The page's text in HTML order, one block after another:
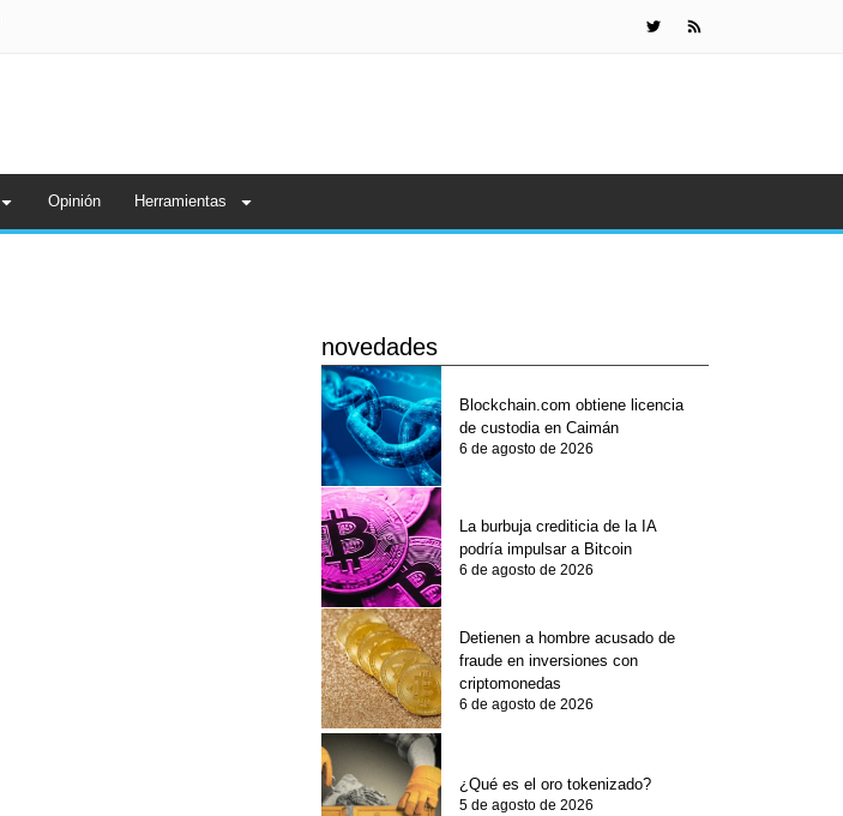
Opinión Herramientas
novedades
Blockchain.com obtiene licencia
de custodia en Caimán
6 de agosto de 2026
La burbuja crediticia de la IA
podría impulsar a Bitcoin
6 de agosto de 2026
Detienen a hombre acusado de
fraude en inversiones con
criptomonedas
6 de agosto de 2026
¿Qué es el oro tokenizado?
5 de agosto de 2026